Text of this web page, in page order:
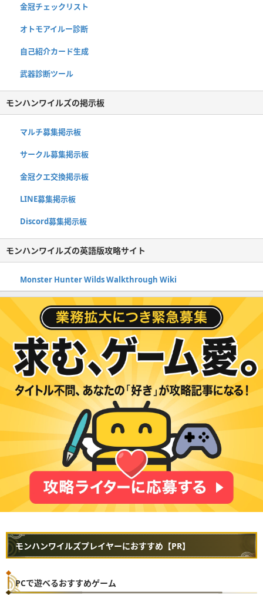
金冠チェックリスト
オトモアイルー診断
自己紹介カード生成
武器診断ツール
モンハンワイルズの掲示板
マルチ募集掲示板
サークル募集掲示板
金冠クエ交換掲示板
LINE募集掲示板
Discord募集掲示板
モンハンワイルズの英語版攻略サイト
Monster Hunter Wilds Walkthrough Wiki
モンハンワイルズプレイヤーにおすすめ【PR】
PCで遊べるおすすめゲーム